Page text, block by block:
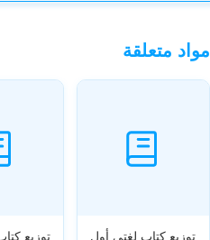
مواد متعلقة
توزيع كتاب لغتي أول توزيع